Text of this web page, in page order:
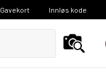
Gavekort Innløs kode